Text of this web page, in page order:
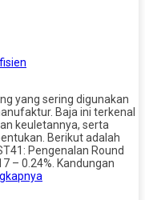
yang sering digunakan
Baja ini terkenal
keuletannya, serta
Berikut adalah
Pengenalan Round
– 0.24%. Kandungan